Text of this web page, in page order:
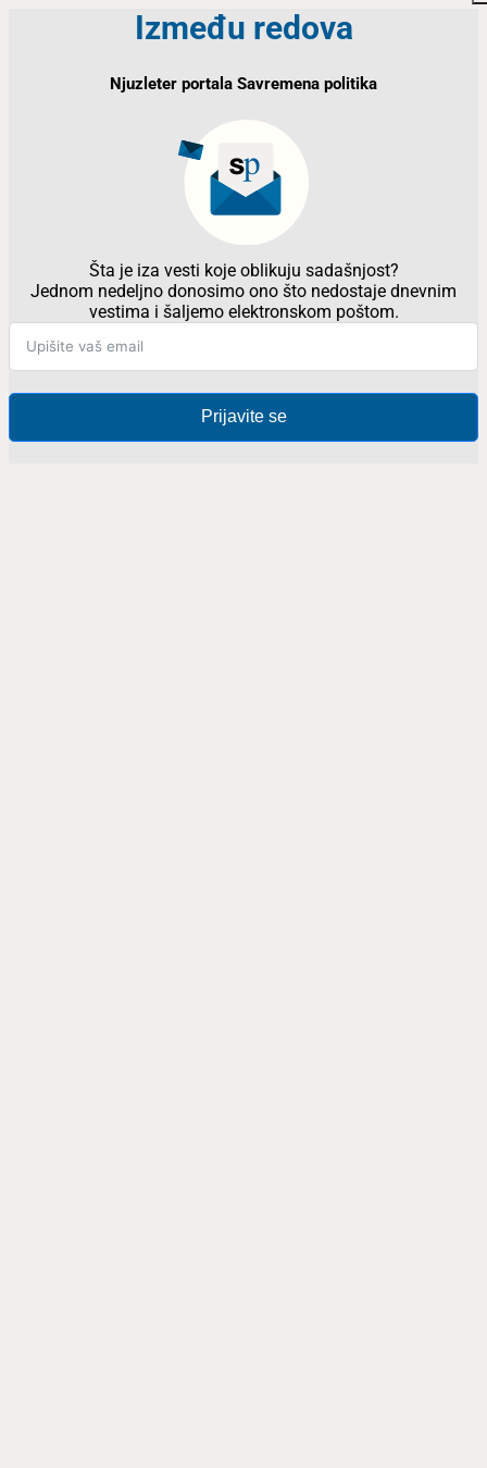
Između redova
Njuzleter portala Savremena politika
Šta je iza vesti koje oblikuju sadašnjost?
Jednom nedeljno donosimo ono što nedostaje dnevnim
vestima i šaljemo elektronskom poštom.
Prijavite se